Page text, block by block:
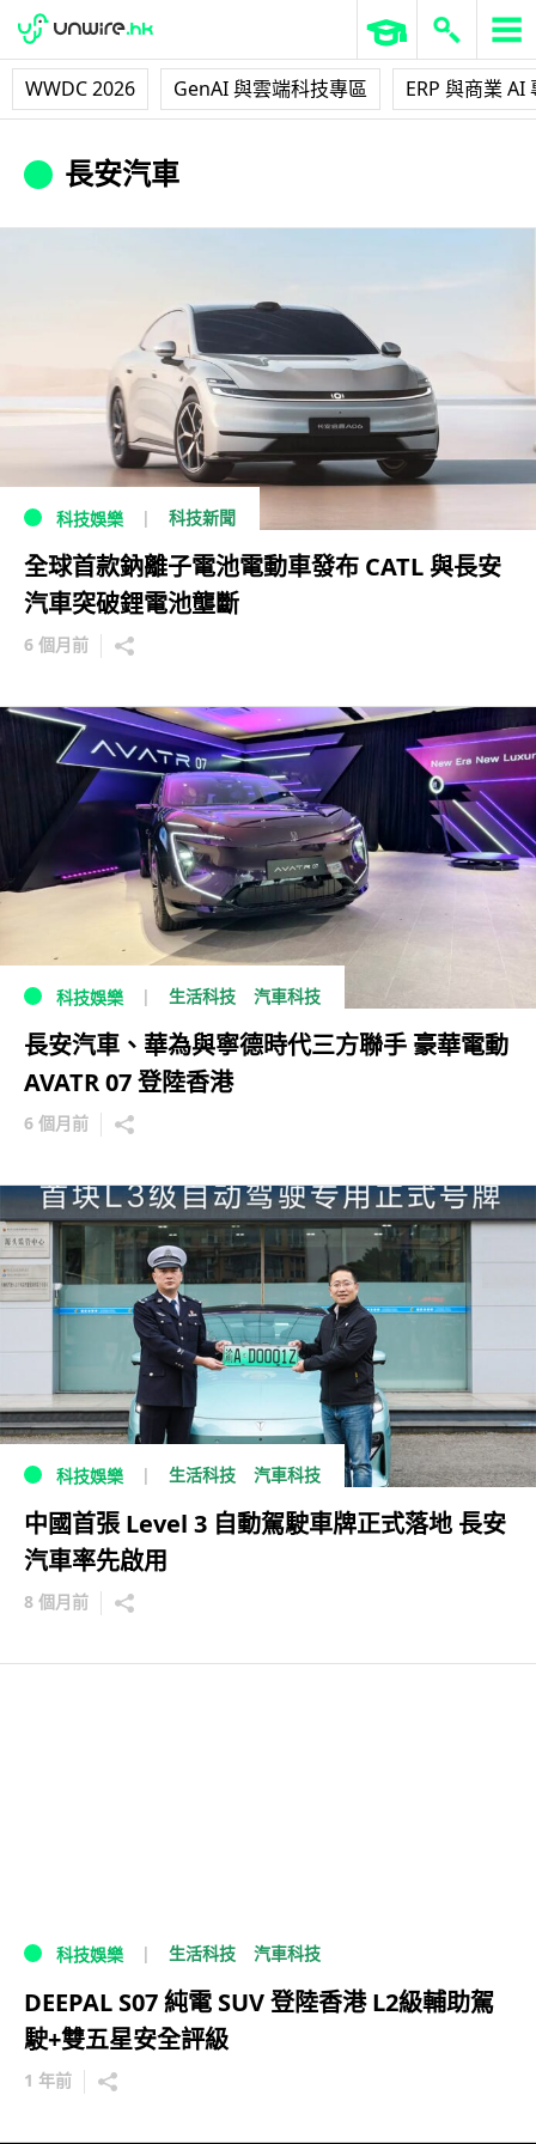
WWDC 2026 GenAI 與雲端科技專區 ERP 與商業 AI
長安汽車
科技娛樂 科技新聞
全球首款鈉離子電池電動車發布 CATL 與長安
汽車突破鋰電池壟斷
6 個月前
科技娛樂 生活科技 汽車科技
長安汽車、華為與寧德時代三方聯手 豪華電動
AVATR 07 登陸香港
6 個月前
科技娛樂 生活科技 汽車科技
中國首張 Level 3 自動駕駛車牌正式落地 長安
汽車率先啟用
8 個月前
科技娛樂 生活科技 汽車科技
DEEPAL S07 純電 SUV 登陸香港 L2級輔助駕
駛+雙五星安全評級
1 年前